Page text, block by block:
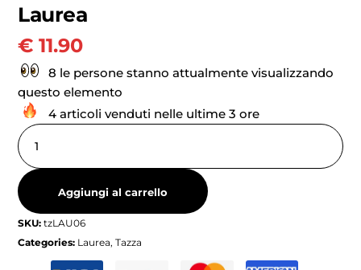
Laurea
€ 11.90
8 le persone stanno attualmente visualizzando
questo elemento
4 articoli venduti nelle ultime 3 ore
Aggiungi al carrello
SKU:tzLAU06
Categories: Laurea,Tazza